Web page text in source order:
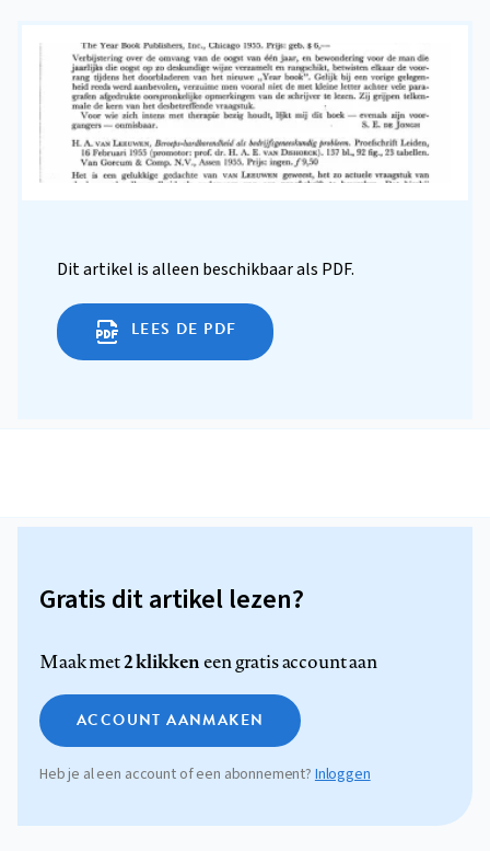
Dit artikel is alleen beschikbaar als PDF.
LEES DE PDF
Gratis dit artikel lezen?
Maak met2 klikkeneen gratis account aan
ACCOUNT AANMAKEN
Heb je al een account of een abonnement? Inloggen